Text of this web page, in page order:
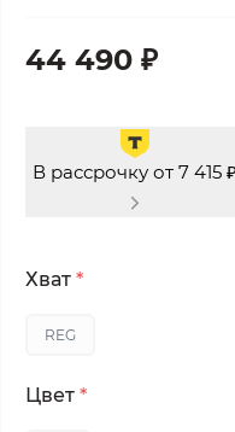
44 490 ₽
В рассрочку от 7 415 ₽
Хват *
REG
Цвет *